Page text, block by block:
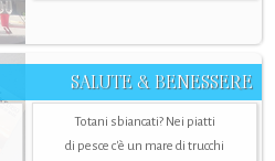
SALUTE & BENESSERE
Totani sbiancati? Nei piatti
di pesce c'è un mare di trucchi